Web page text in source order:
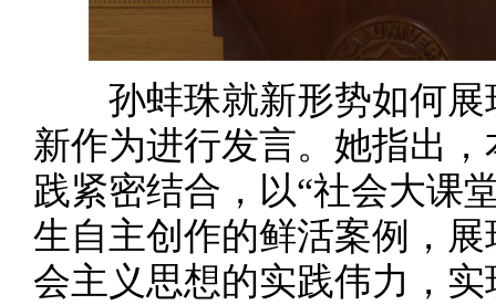
孙蚌珠就新形势如何展
新作为进行发言。她指出
践紧密结合，以“社会大课
生自主创作的鲜活案例，
会主义思想的实践伟力，